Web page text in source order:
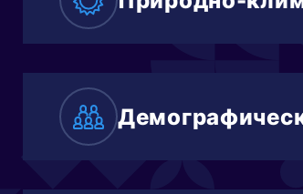
Отсутствие ветров
Прекрасные условия